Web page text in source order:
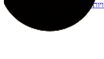
מקומיות